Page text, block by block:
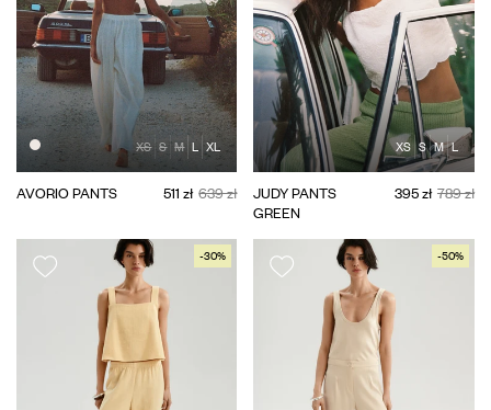
XS S M L XL
AVORIO PANTS 511 zł 639 zł
XS S M L
JUDY PANTS
GREEN
395 zł 789 zł
-30% -50%